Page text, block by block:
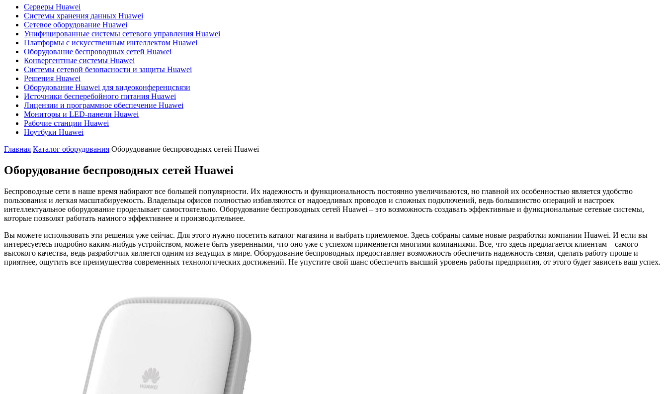
Серверы Huawei
Системы хранения данных Huawei
Сетевое оборудование Huawei
Унифицированные системы сетевого управления Huawei
Платформы с искусственным интеллектом Huawei
Оборудование беспроводных сетей Huawei
Конвергентные системы Huawei
Системы сетевой безопасности и защиты Huawei
Решения Huawei
Оборудование Huawei для видеоконференцсвязи
Источники бесперебойного питания Huawei
Лицензии и программное обеспечение Huawei
Мониторы и LED-панели Huawei
Рабочие станции Huawei
Ноутбуки Huawei
Главная Каталог оборудования Оборудование беспроводных сетей Huawei
Оборудование беспроводных сетей Huawei
Беспроводные сети в наше время набирают все большей популярности. Их надежность и функциональность постоянно увеличиваются, но главной их особенностью является удобство
пользования и легкая масштабируемость. Владельцы офисов полностью избавляются от надоедливых проводов и сложных подключений, ведь большинство операций и настроек
интеллектуальное оборудование проделывает самостоятельно. Оборудование беспроводных сетей Huawei – это возможность создавать эффективные и функциональные сетевые системы,
которые позволят работать намного эффективнее и производительнее.
Вы можете использовать эти решения уже сейчас. Для этого нужно посетить каталог магазина и выбрать приемлемое. Здесь собраны самые новые разработки компании Huawei. И если вы
интересуетесь подробно каким-нибудь устройством, можете быть уверенными, что оно уже с успехом применяется многими компаниями. Все, что здесь предлагается клиентам – самого
высокого качества, ведь разработчик является одним из ведущих в мире. Оборудование беспроводных предоставляет возможность обеспечить надежность связи, сделать работу проще и
приятнее, ощутить все преимущества современных технологических достижений. Не упустите свой шанс обеспечить высший уровень работы предприятия, от этого будет зависеть ваш успех.